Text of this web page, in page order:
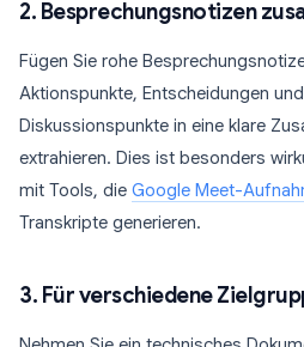
2. Besprechungsnotizen
Fügen Sie rohe
Aktionspunkte, Entscheidungen
Diskussionspunkte in eine klare
extrahieren. Dies ist besonders
mit Tools, die Google Meet-
Transkripte generieren.
3. Für verschiedene